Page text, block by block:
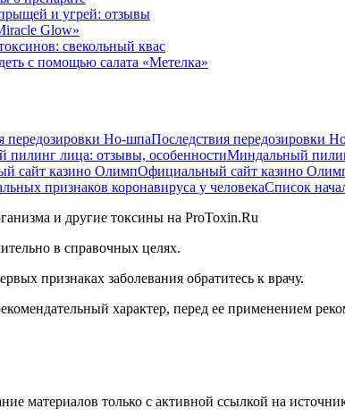
и угрей: отзывы
Glow»
свекольный квас
с помощью салата «Метелка»
Последствия передозировки
Миндальный
Официальный сайт казино
Список
в справочных целях.
признаках заболевания обратитесь к врачу.
характер, перед ее применением
материалов только с активной ссылкой на